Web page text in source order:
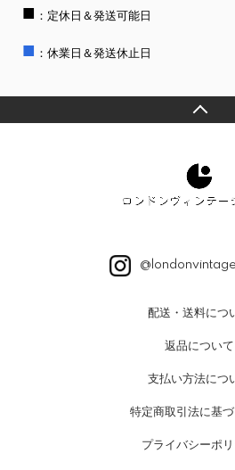
■ ：定休日＆発送可能日
■ ：休業日＆発送休止日
配送・送料につ
返品について
支払い方法につ
特定商取引法に基
プライバシーポ